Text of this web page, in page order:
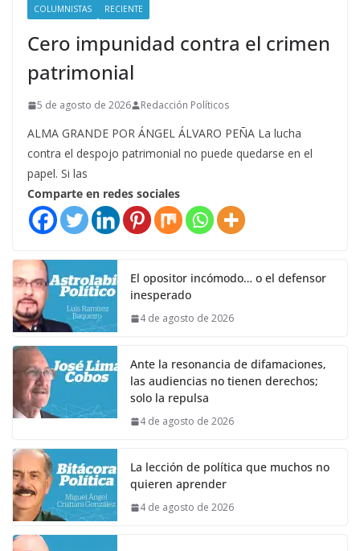
COLUMNISTAS RECIENTE
Cero impunidad contra el crimen
patrimonial
5 de agosto de 2026 Redacción Políticos
ALMA GRANDE POR ÁNGEL ÁLVARO PEÑA La lucha
contra el despojo patrimonial no puede quedarse en el
papel. Si las
Comparte en redes sociales
El opositor incómodo… o el defensor
inesperado
4 de agosto de 2026
Ante la resonancia de difamaciones,
las audiencias no tienen derechos;
solo la repulsa
4 de agosto de 2026
La lección de política que muchos no
quieren aprender
4 de agosto de 2026